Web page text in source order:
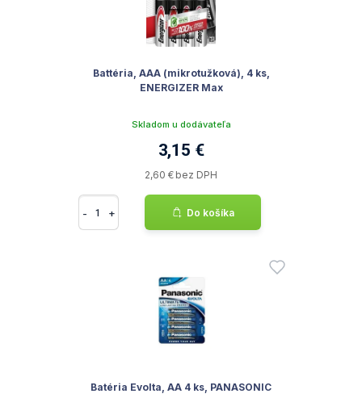
Battéria, AAA (mikrotužková), 4 ks,
ENERGIZER Max
Skladom u dodávateľa
3,15 €
2,60 € bez DPH
- + Do košíka
Batéria Evolta, AA 4 ks, PANASONIC